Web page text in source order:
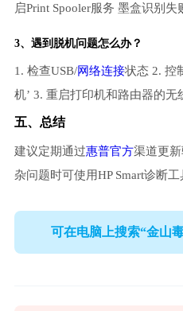
启Print Spooler服务 墨盒识别
3、遇到脱机问题怎么办？
1. 检查USB/网络连接状态 2. 控
机’ 3. 重启打印机和路由器的无
五、总结
建议定期通过惠普官方渠道更
杂问题时可使用HP Smart诊断工
可在电脑上搜索“金山